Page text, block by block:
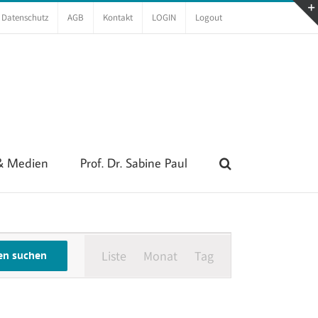
Datenschutz AGB Kontakt LOGIN Logout
Medien Prof. Dr. Sabine Paul
suchen
Ansichten-
Liste Monat Tag